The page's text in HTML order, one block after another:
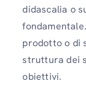
didascalia o
prodotto o di
struttura dei
obiettivi.